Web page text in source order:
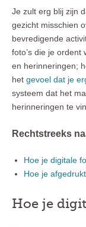
Je zult erg blij zijn
gezicht misschien
bevredigende
foto’s die je
en herinneringen;
het gevoel dat je
systeem dat het
herinneringen te
Rechtstreeks
Hoe je digitale
Hoe je
Hoe je